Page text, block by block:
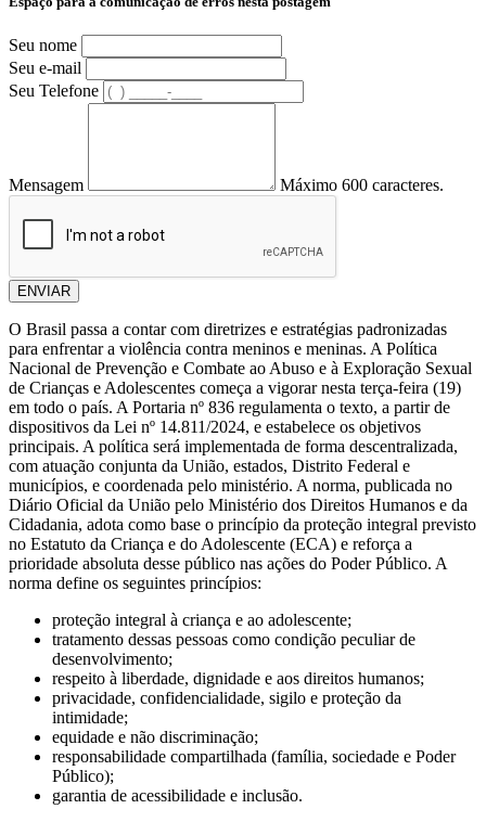
Seu nome
Seu e-mail
Seu Telefone
Mensagem Máximo 600 caracteres.
ENVIAR
O Brasil passa a contar com diretrizes e estratégias padronizadas
para enfrentar a violência contra meninos e meninas. A Política
Nacional de Prevenção e Combate ao Abuso e à Exploração Sexual
de Crianças e Adolescentes começa a vigorar nesta terça-feira (19)
em todo o país​. A Portaria nº 836 regulamenta o texto, a partir de
dispositivos da Lei nº 14.811/2024, e estabelece os objetivos
principais. A política será implementada de forma descentralizada,
com atuação conjunta da União, estados, Distrito Federal e
municípios, e coordenada pelo ministério. A norma, publicada no
Diário Oficial da União pelo Ministério dos Direitos Humanos e da
Cidadania, adota como base o princípio da proteção integral previsto
no Estatuto da Criança e do Adolescente (ECA) e reforça a
prioridade absoluta desse público nas ações do Poder Público. A
norma define os seguintes princípios:
proteção integral à criança e ao adolescente;
tratamento dessas pessoas como condição peculiar de
desenvolvimento;
respeito à liberdade, dignidade e aos direitos humanos;
privacidade, confidencialidade, sigilo e proteção da
intimidade;
equidade e não discriminação;
responsabilidade compartilhada (família, sociedade e Poder
Público);
garantia de acessibilidade e inclusão.